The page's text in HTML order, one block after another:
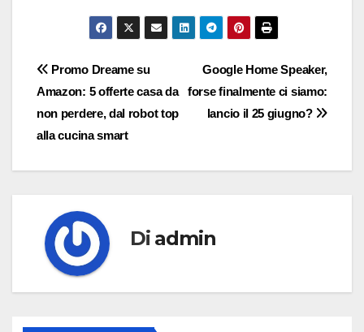
Navigazione
articoli
Google Home Speaker,
forse finalmente ci siamo:
lancio il 25 giugno?
Promo Dreame su
Amazon: 5 offerte casa da
non perdere, dal robot top
alla cucina smart
Di admin